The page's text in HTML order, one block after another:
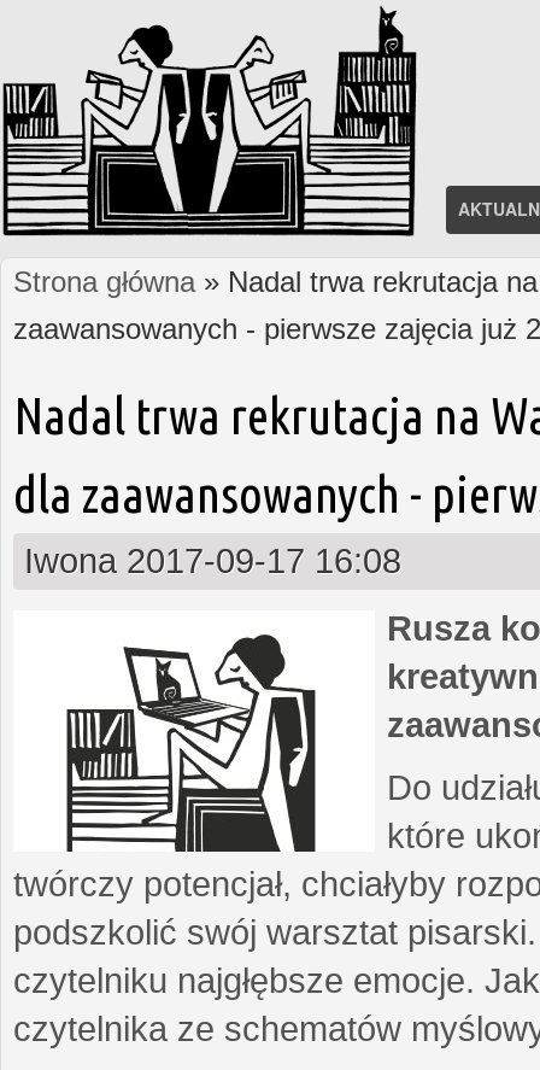
Jesteś tutaj
Strona główna» Nadal trwa rekrutacja
zaawansowanych - pierwsze zajęcia już
Nadal trwa rekrutacja na
dla zaawansowanych -
Iwona 2017-09-17 16:08
Rusza
Do
które
twórczy potencjał, chciałyby
podszkolić swój warsztat
czytelniku najgłębsze emocje.
czytelnika ze schematów